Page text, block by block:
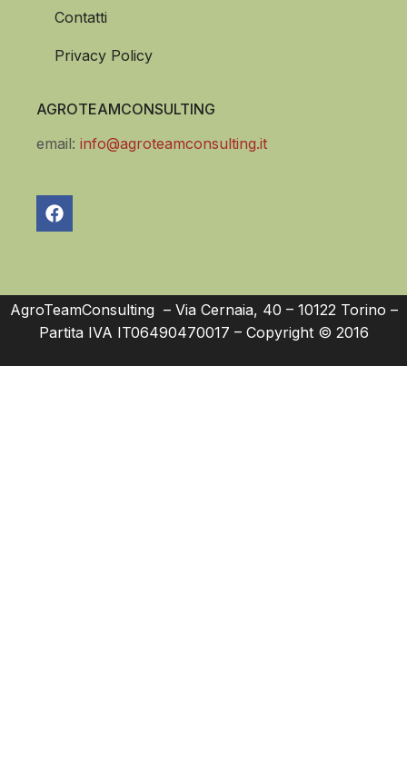
Contatti
Privacy Policy
AGROTEAMCONSULTING
email: info@agroteamconsulting.it
AgroTeamConsulting – Via Cernaia, 40 – 10122 Torino –
Partita IVA IT06490470017 – Copyright © 2016